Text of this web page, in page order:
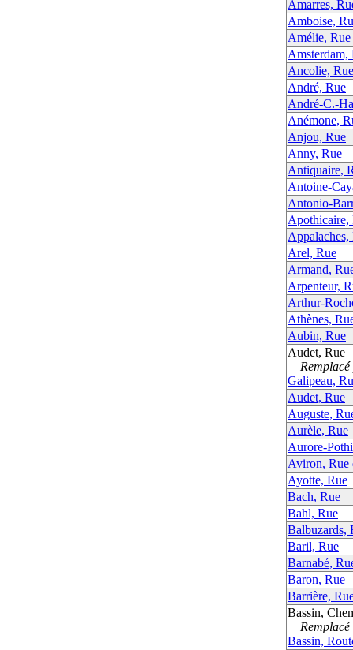
Amarres,
Amboise,
Amélie, Rue
Amsterdam,
Ancolie,
André, Rue
André-C.-
Anémone,
Anjou, Rue
Anny, Rue
Antiquaire,
Antoine-
Antonio-
Apothicaire,
Appalaches,
Arel, Rue
Armand,
Arpenteur,
Arthur-
Athènes,
Aubin, Rue
Audet, Rue
Remplacé
Galipeau,
Audet, Rue
Auguste,
Aurèle, Rue
Aurore-
Aviron, Rue
Ayotte, Rue
Bach, Rue
Bahl, Rue
Balbuzards,
Baril, Rue
Barnabé,
Baron, Rue
Barrière,
Bassin,
Remplacé
Bassin,